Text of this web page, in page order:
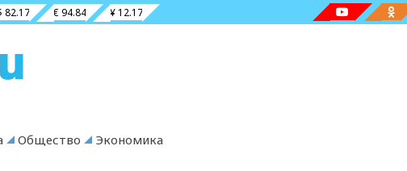
82.17 € 94.84 ¥ 12.17
Общество Экономика